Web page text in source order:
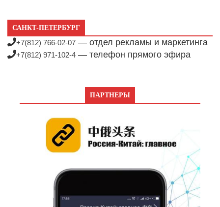
САНКТ-ПЕТЕРБУРГ
+7(812) 766-02-07 — отдел рекламы и маркетинга
+7(812) 971-102-4 — телефон прямого эфира
ПАРТНЕРЫ